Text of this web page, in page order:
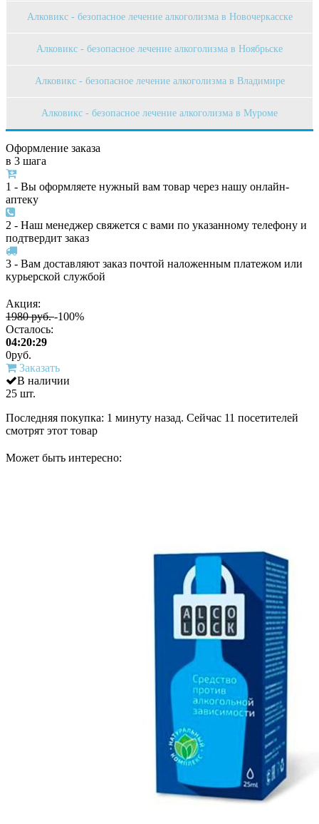
Алковикс - безопасное лечение алкоголизма в Новочеркасске
Алковикс - безопасное лечение алкоголизма в Ноябрьске
Алковикс - безопасное лечение алкоголизма в Владимире
Алковикс - безопасное лечение алкоголизма в Муроме
Оформление заказа
в 3 шага
1 - Вы оформляете нужный вам товар через нашу онлайн-
аптеку
2 - Наш менеджер свяжется с вами по указанному телефону и
подтвердит заказ
3 - Вам доставляют заказ почтой наложенным платежом или
курьерской службой
Акция:
1980 руб.-100%
Осталось:
04:20:29
0руб.
Заказать
В наличии
25 шт.
Последняя покупка: 1 минуту назад. Сейчас 11 посетителей
смотрят этот товар
Может быть интересно: